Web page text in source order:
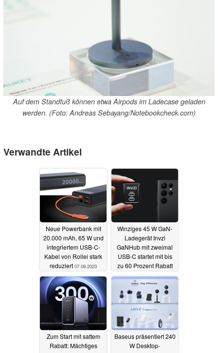
Auf dem Standfuß können etwa Airpods im Ladecase geladen
werden. (Foto: Andreas Sebayang/Notebookcheck.com)
Verwandte Artikel
Neue Powerbank mit
20.000 mAh, 65 W und
integriertem USB-C-
Kabel von Rollei stark
reduziert 07.09.2023
Winziges 45 W GaN-
Ladegerät Invzi
GaNHub mit zweimal
USB-C startet mit bis
zu 60 Prozent Rabatt
05.09.2023
Zum Start mit sattem
Rabatt: Mächtiges
Baseus präsentiert 240
W Desktop-